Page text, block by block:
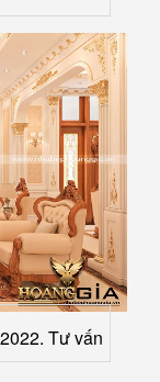
Tư vấn